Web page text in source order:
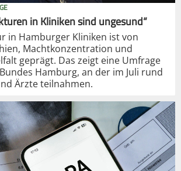
in Kliniken sind ungesund“
in Hamburger Kliniken ist von
Machtkonzentration und
geprägt. Das zeigt eine Umfrage
Hamburg, an der im Juli rund
Ärzte teilnahmen.